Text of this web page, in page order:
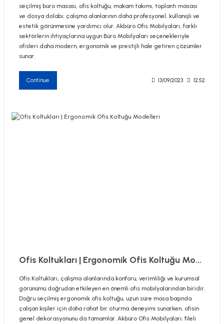
seçilmiş büro masası, ofis koltuğu, makam takımı, toplantı masası
ve dosya dolabı; çalışma alanlarının daha profesyonel, kullanışlı ve
estetik görünmesine yardımcı olur. Akbüro Ofis Mobilyaları, farklı
sektörlerin ihtiyaçlarına uygun Büro Mobilyaları seçenekleriyle
ofisleri daha modern, ergonomik ve prestijli hale getiren çözümler
sunar.
Continue 13/09/2023 12:52
Ofis Koltukları | Ergonomik Ofis Koltuğu Modelleri
Ofis Koltukları, çalışma alanlarında konforu, verimliliği ve kurumsal
görünümü doğrudan etkileyen en önemli ofis mobilyalarından biridir.
Doğru seçilmiş ergonomik ofis koltuğu, uzun süre masa başında
çalışan kişiler için daha rahat bir oturma deneyimi sunarken, ofisin
genel dekorasyonunu da tamamlar. Akbüro Ofis Mobilyaları; fileli